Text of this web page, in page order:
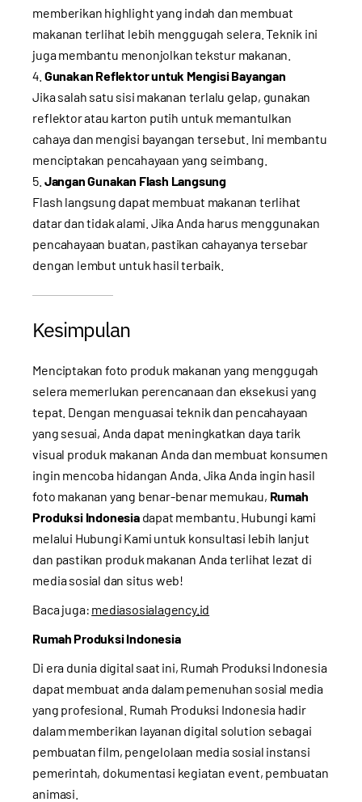
memberikan highlight yang indah dan membuat
makanan terlihat lebih menggugah selera. Teknik ini
juga membantu menonjolkan tekstur makanan.
Gunakan Reflektor untuk Mengisi Bayangan
Jika salah satu sisi makanan terlalu gelap, gunakan
reflektor atau karton putih untuk memantulkan
cahaya dan mengisi bayangan tersebut. Ini membantu
menciptakan pencahayaan yang seimbang.
Jangan Gunakan Flash Langsung
Flash langsung dapat membuat makanan terlihat
datar dan tidak alami. Jika Anda harus menggunakan
pencahayaan buatan, pastikan cahayanya tersebar
dengan lembut untuk hasil terbaik.
Kesimpulan
Menciptakan foto produk makanan yang menggugah
selera memerlukan perencanaan dan eksekusi yang
tepat. Dengan menguasai teknik dan pencahayaan
yang sesuai, Anda dapat meningkatkan daya tarik
visual produk makanan Anda dan membuat konsumen
ingin mencoba hidangan Anda. Jika Anda ingin hasil
foto makanan yang benar-benar memukau, Rumah
Produksi Indonesiadapat membantu. Hubungi kami
melalui Hubungi Kami untuk konsultasi lebih lanjut
dan pastikan produk makanan Anda terlihat lezat di
media sosial dan situs web!
Baca juga: mediasosialagency.id
Rumah Produksi Indonesia
Di era dunia digital saat ini, Rumah Produksi Indonesia
dapat membuat anda dalam pemenuhan sosial media
yang profesional. Rumah Produksi Indonesia hadir
dalam memberikan layanan digital solution sebagai
pembuatan film, pengelolaan media sosial instansi
pemerintah, dokumentasi kegiatan event, pembuatan
animasi.